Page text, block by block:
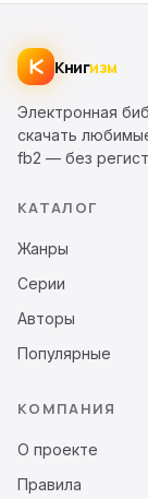
Книгизм
Электронная
скачать
fb2 — без
КАТАЛОГ
Жанры
Серии
Авторы
Популярные
КОМПАНИЯ
О проекте
Правила